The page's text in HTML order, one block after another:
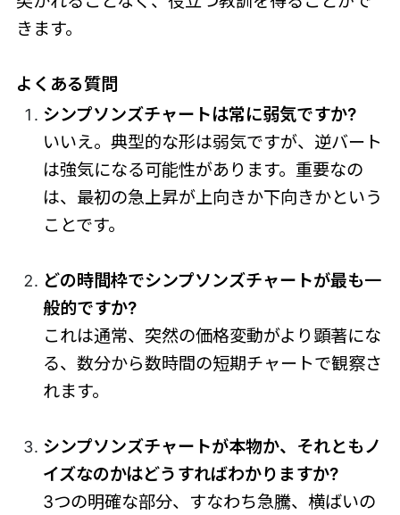
きます。
よくある質問
シンプソンズチャートは常に弱気ですか?
いいえ。典型的な形は弱気ですが、逆バート
は強気になる可能性があります。重要なの
は、最初の急上昇が上向きか下向きかという
ことです。
どの時間枠でシンプソンズチャートが最も一
般的ですか?
これは通常、突然の価格変動がより顕著にな
る、数分から数時間の短期チャートで観察さ
れます。
シンプソンズチャートが本物か、それともノ
イズなのかはどうすればわかりますか?
3つの明確な部分、すなわち急騰、横ばいの